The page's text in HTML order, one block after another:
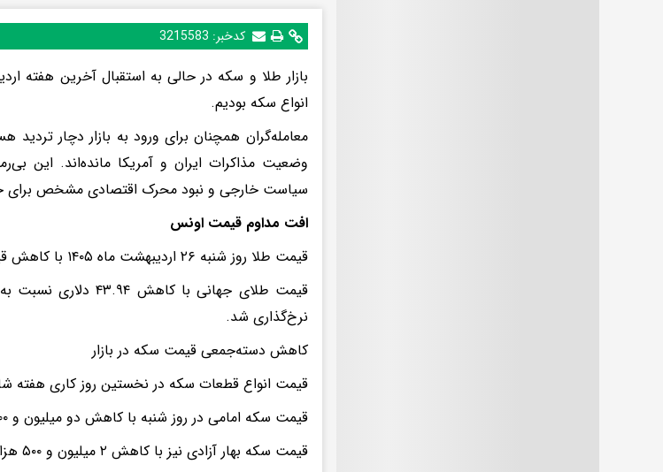
کدخبر: 3215583
انواع سکه بودیم.
معامله‌گران همچنان برای ورود به بازار دچار تردید
وضعیت مذاکرات ایران و آمریکا مانده‌اند. این
سیاست خارجی و نبود محرک اقتصادی مشخص برای
افت مداوم قیمت اونس
قیمت طلا روز شنبه ۲۶ اردیبهشت ماه ۱۴۰۵ با کاهش قیمت روبه‌رو شد.
نرخ‌گذاری شد.
کاهش دسته‌جمعی قیمت سکه در بازار
قیمت انواع قطعات سکه در نخستین روز کاری هفته
قیمت سکه امامی در روز شنبه با کاهش دو میلیون و ۵۰۰ هزار تومانی به ۱۹۳ میلیون تومان رسید.
قیمت سکه بهار آزادی نیز با کاهش ۲ میلیون و ۵۰۰ هزار تومانی روی رقم ۱۹۰ میلیون تومان معامله شد.